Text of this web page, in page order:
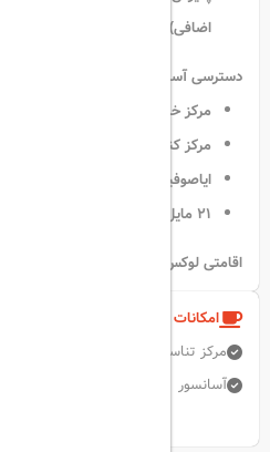
اضافی)
دسترسی آسان به:
مرکز خرید جواهیر و ایستگاه مترو
مرکز کنگره استانبول (۳ کیلومتر) و میدان تکسیم (۳.۵ کیلومتر)
ایاصوفیه و کاخ توپکاپی (۱۰ کیلومتر)
۲۱ مایل تا فرودگاه استانبول
اقامتی لوکس و آرام در یکی از بهترین
امکانات و خدمات هتل
مرکز تناسب اندام
آسانسور